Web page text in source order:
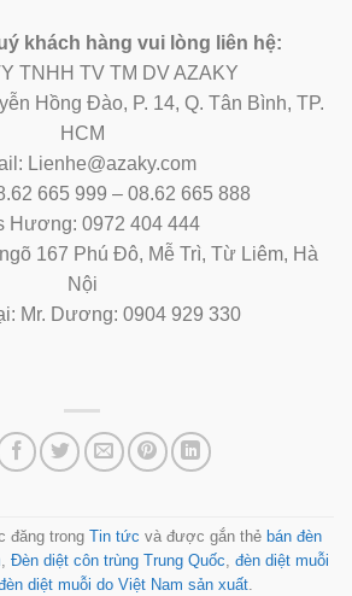
khách hàng vui lòng liên hệ:
TNHH TV TM DV AZAKY
Hồng Đào, P. 14, Q. Tân Bình, TP.
HCM
Lienhe@azaky.com
665 999 – 08.62 665 888
Hương: 0972 404 444
167 Phú Đô, Mễ Trì, Từ Liêm, Hà
Nội
Mr. Dương: 0904 929 330
đăng trong Tin tức và được gắn thẻ bán đèn
, Đèn diệt côn trùng Trung Quốc, đèn diệt muỗi
diệt muỗi do Việt Nam sản xuất.